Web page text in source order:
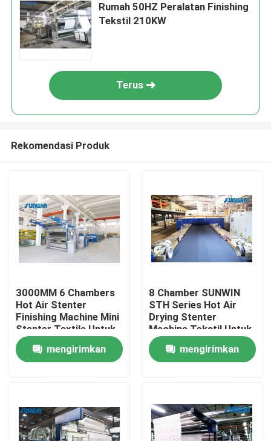
Rumah
Kontak
Rumah 50HZ Peralatan Finishing
Tekstil 210KW
Terus
Rekomendasi Produk
3000MM 6 Chambers
Hot Air Stenter
Finishing Machine Mini
Stenter Textile Untuk
Knit Fabric
mengirimkan
8 Chamber SUNWIN
STH Series Hot Air
Drying Stenter
Machine Tekstil Untuk
Kain Pelapis
mengirimkan